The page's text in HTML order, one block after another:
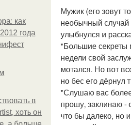
как
года
в
хоть он
Мужик (его зовут
необычный случай
улыбнулся и
"Большие секреты
недели свой
мотался. Но вот
но бес его дёрнул
"Слушаю вас
прошу, заклинаю -
что бы далеко, но